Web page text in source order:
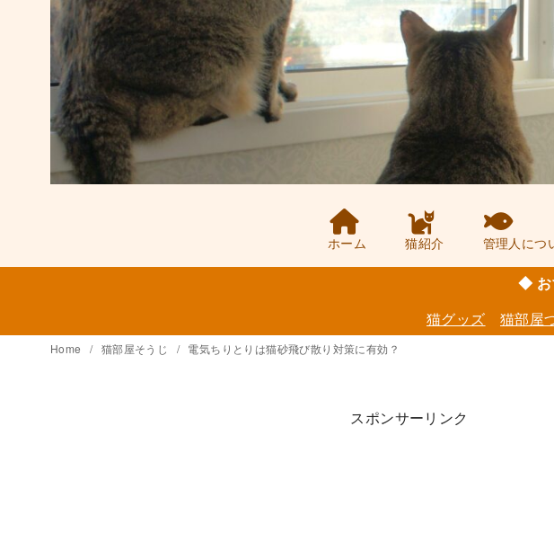
ホーム 猫紹介 管理人につ
◆ お
猫グッズ
猫部屋
Home 猫部屋そうじ 電気ちりとりは猫砂飛び散り対策に有効？
スポンサーリンク